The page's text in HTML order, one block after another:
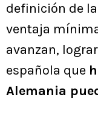
definición de
ventaja
avanzan,
española que
Alemania